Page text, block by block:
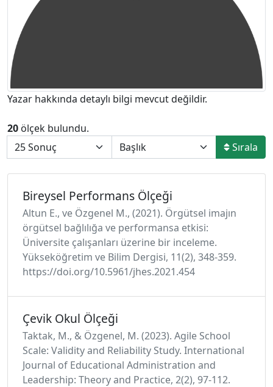
Yazar hakkında detaylı bilgi mevcut değildir.
20 ölçek bulundu.
Sırala
Bireysel Performans Ölçeği
Altun E., ve Özgenel M., (2021). Örgütsel imajın
örgütsel bağlılığa ve performansa etkisi:
Üniversite çalışanları üzerine bir inceleme.
Yükseköğretim ve Bilim Dergisi, 11(2), 348-359.
https://doi.org/10.5961/jhes.2021.454
Çevik Okul Ölçeği
Taktak, M., & Özgenel, M. (2023). Agile School
Scale: Validity and Reliability Study. International
Journal of Educational Administration and
Leadership: Theory and Practice, 2(2), 97-112.